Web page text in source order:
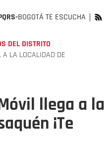
BOGOTÁ TE ESCUCHA
DEL DISTRITO
A LA LOCALIDAD DE
llega a la
¡Te